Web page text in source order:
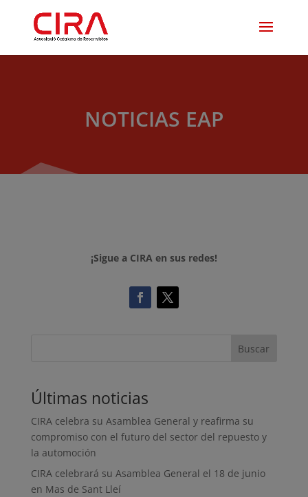
NOTICIAS EAP
¡Sigue a CIRA en sus redes!
Buscar
Últimas noticias
CIRA celebra su Asamblea General y reafirma su
compromiso con el futuro del sector del repuesto y
la automoción
CIRA celebrará su Asamblea General el 18 de junio
en Mas de Sant Lleí